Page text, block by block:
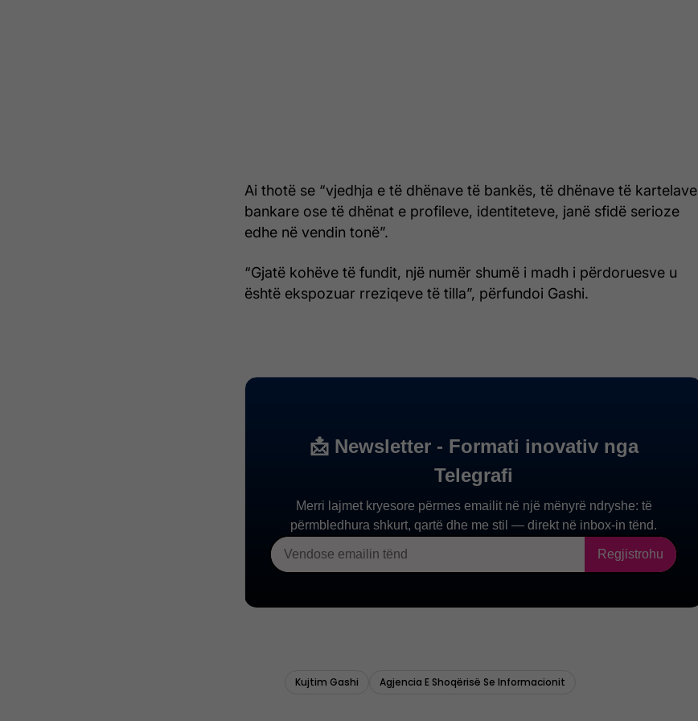
Ai thotë se “vjedhja e të dhënave të bankës, të dhënave të kartelave
bankare ose të dhënat e profileve, identiteteve, janë sfidë serioze
edhe në vendin tonë”.
“Gjatë kohëve të fundit, një numër shumë i madh i përdoruesve u
është ekspozuar rreziqeve të tilla”, përfundoi Gashi.